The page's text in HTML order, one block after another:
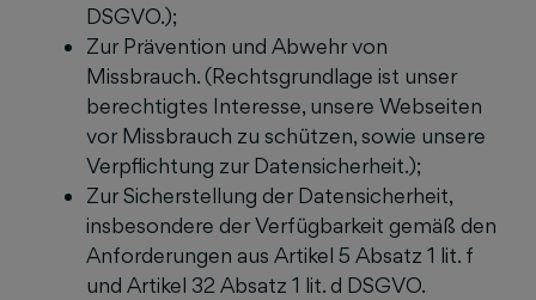
DSGVO.);
Zur Prävention und Abwehr von
Missbrauch. (Rechtsgrundlage ist unser
berechtigtes Interesse, unsere Webseiten
vor Missbrauch zu schützen, sowie unsere
Verpflichtung zur Datensicherheit.);
Zur Sicherstellung der Datensicherheit,
insbesondere der Verfügbarkeit gemäß den
Anforderungen aus Artikel 5 Absatz 1 lit. f
und Artikel 32 Absatz 1 lit. d DSGVO.